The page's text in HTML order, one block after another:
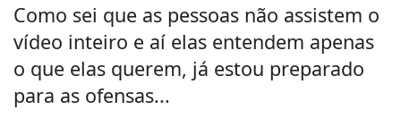
Como sei que as pessoas não assistem o
vídeo inteiro e aí elas entendem apenas
o que elas querem, já estou preparado
para as ofensas...